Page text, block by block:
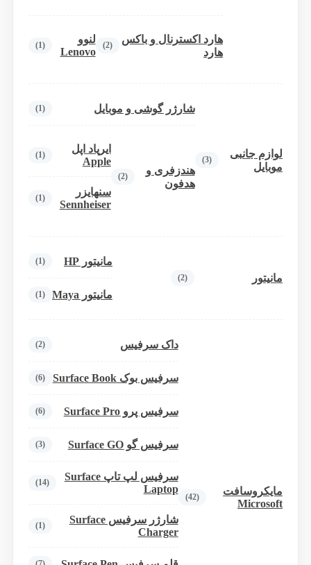
هارد اکسترنال و باکس
هارد
(2)
لنوو
Lenovo
(1)
لوازم جانبی
موبایل
(3)
شارژر گوشی و موبایل (1)
هندزفری و
هدفون
(2)
ایرپاد اپل
Apple
(1)
سنهایزر
Sennheiser
(1)
مانیتور (2)
مانیتور HP (1)
مانیتور Maya (1)
مایکروسافت
Microsoft
(42)
داک سرفیس (2)
سرفیس بوک Surface Book (6)
سرفیس پرو Surface Pro (6)
سرفیس گو Surface GO (3)
سرفیس لپ تاپ Surface
Laptop
(14)
شارژر سرفیس Surface
Charger
(1)